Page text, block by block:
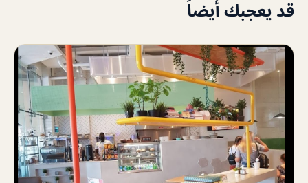
قد يعجبك أيضاً